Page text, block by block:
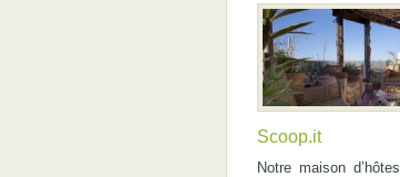
Scoop.it
Notre maison